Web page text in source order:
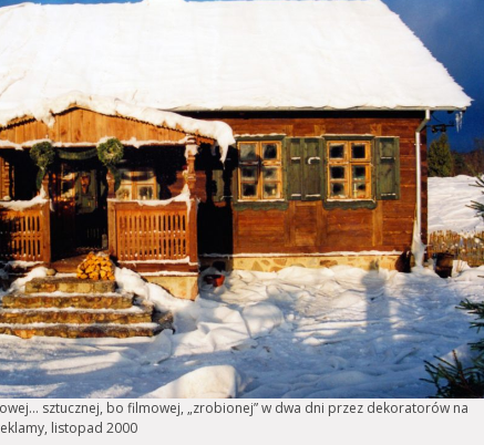
sztucznej, bo filmowej, „zrobionej” w dwa dni przez dekoratorów na
listopad 2000